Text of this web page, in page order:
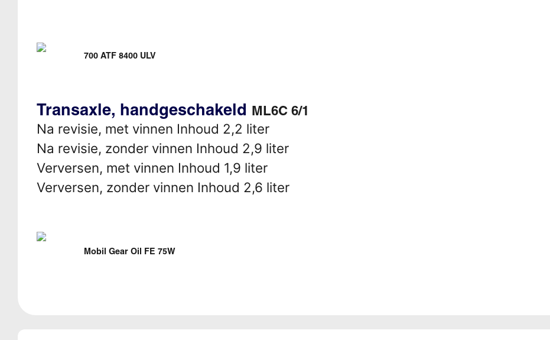
700 ATF 8400 ULV
Transaxle, handgeschakeld ML6C 6/1
Na revisie, met vinnen Inhoud 2,2 liter
Na revisie, zonder vinnen Inhoud 2,9 liter
Verversen, met vinnen Inhoud 1,9 liter
Verversen, zonder vinnen Inhoud 2,6 liter
Mobil Gear Oil FE 75W